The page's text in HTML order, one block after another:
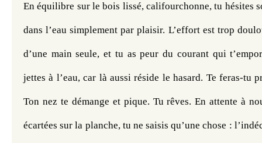
En équilibre sur le bois lissé, califourchonne, tu hésites
dans l’eau simplement par plaisir. L’effort est trop
d’une main seule, et tu as peur du courant qui
jettes à l’eau, car là aussi réside le hasard. Te feras-tu
Ton nez te démange et pique. Tu rêves. En attente à
écartées sur la planche, tu ne saisis qu’une chose :